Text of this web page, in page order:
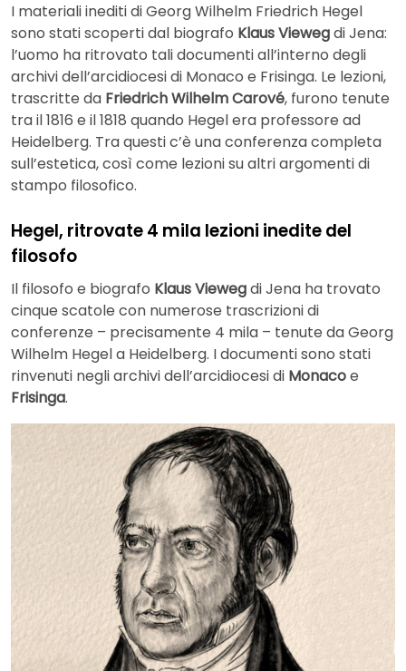
I materiali inediti di Georg Wilhelm Friedrich Hegel
sono stati scoperti dal biografo Klaus Viewegdi Jena:
l’uomo ha ritrovato tali documenti all’interno degli
archivi dell’arcidiocesi di Monaco e Frisinga. Le lezioni,
trascritte da Friedrich Wilhelm Carové, furono tenute
tra il 1816 e il 1818 quando Hegel era professore ad
Heidelberg. Tra questi c’è una conferenza completa
sull’estetica, così come lezioni su altri argomenti di
stampo filosofico.
Hegel, ritrovate 4 mila lezioni inedite del
filosofo
Il filosofo e biografo Klaus Viewegdi Jena ha trovato
cinque scatole con numerose trascrizioni di
conferenze – precisamente 4 mila – tenute da Georg
Wilhelm Hegel a Heidelberg. I documenti sono stati
rinvenuti negli archivi dell’arcidiocesi di Monacoe
Frisinga.